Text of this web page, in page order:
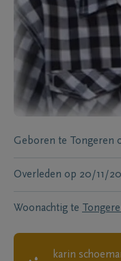
Geboren te Tongeren
Overleden op 20/11/
Woonachtig te
karin